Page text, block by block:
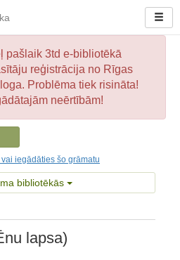
pašlaik 3td e-bibliotēkā
reģistrācija no Rīgas
Problēma tiek risināta!
neērtībām!
iegādāties šo grāmatu
bibliotēkās
lapsa)